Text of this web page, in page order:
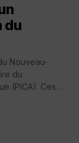
du
Nouveau-
du
(PICA). Ces